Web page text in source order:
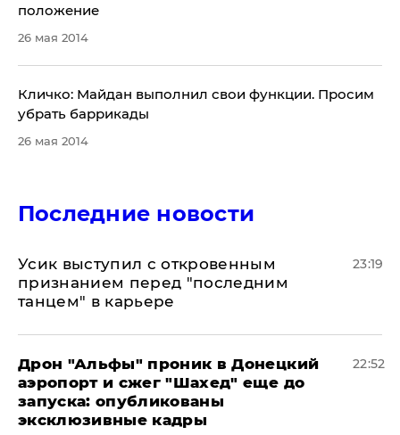
положение
26 мая 2014
​Кличко: Майдан выполнил свои функции. Просим
убрать баррикады
26 мая 2014
Последние новости
Усик выступил с откровенным
признанием перед "последним
танцем" в карьере
23:19
Дрон "Альфы" проник в Донецкий
аэропорт и сжег "Шахед" еще до
запуска: опубликованы
эксклюзивные кадры
22:52